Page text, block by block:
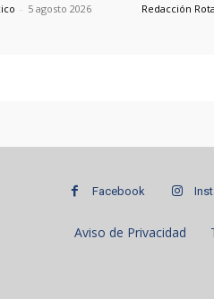
- 5 agosto 2026 Redacción
Facebook
Aviso de Privacidad